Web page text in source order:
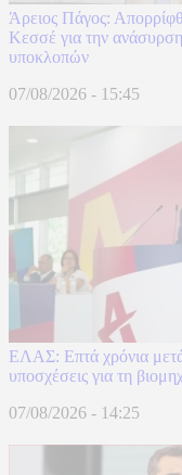
Άρειος Πάγος:
Κεσσέ για την
υποκλοπών
07/08/2026 - 15:45
ΕΛΑΣ: Επτά χρόνια
υποσχέσεις για τη
07/08/2026 - 14:25